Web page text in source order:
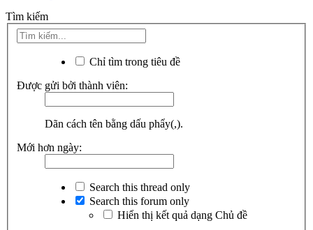
Tìm kiếm
Chỉ tìm trong tiêu đề
Được gửi bởi thành viên:
Dãn cách tên bằng dấu phẩy(,).
Mới hơn ngày:
Search this thread only
Search this forum only
Hiển thị kết quả dạng Chủ đề